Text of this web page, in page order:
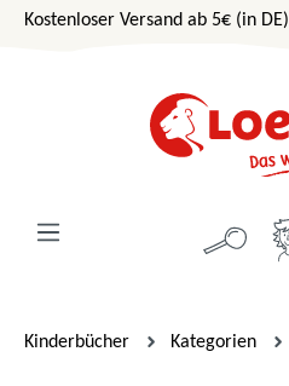
Zum Hauptinhalt springen
Kostenloser Versand ab 5€ (in DE)
Kinderbücher Kategorien